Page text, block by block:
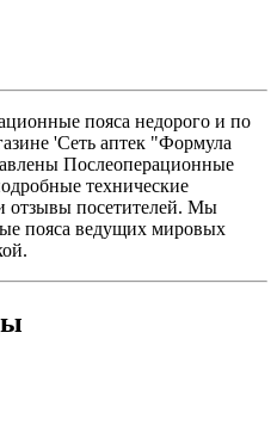
пояса недорого и по
'Сеть аптек "Формула
Послеоперационные
технические
отзывы посетителей. Мы
пояса ведущих мировых